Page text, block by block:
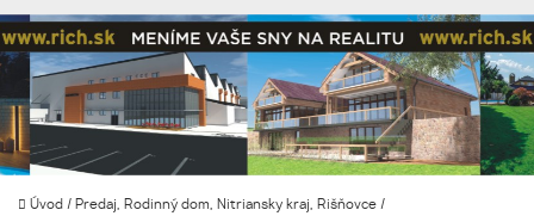
Úvod / Predaj, Rodinný dom, Nitriansky kraj, Rišňovce /